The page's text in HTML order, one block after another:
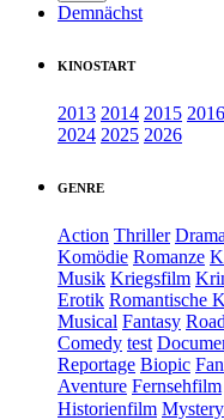
Demnächst
KINOSTART
2013 2014 2015 2016
2024 2025 2026
GENRE
Action Thriller Drama
Komödie Romanze
Musik Kriegsfilm
Erotik Romantische
Musical Fantasy
Comedy test
Reportage Biopic
Aventure Fernsehfilm
Historienfilm Mystery